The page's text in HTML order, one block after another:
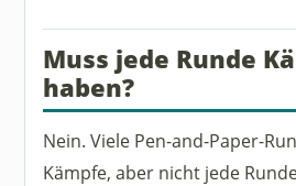
Muss jede Runde
haben?
Nein. Viele Pen-and-Paper-
Kämpfe, aber nicht jede